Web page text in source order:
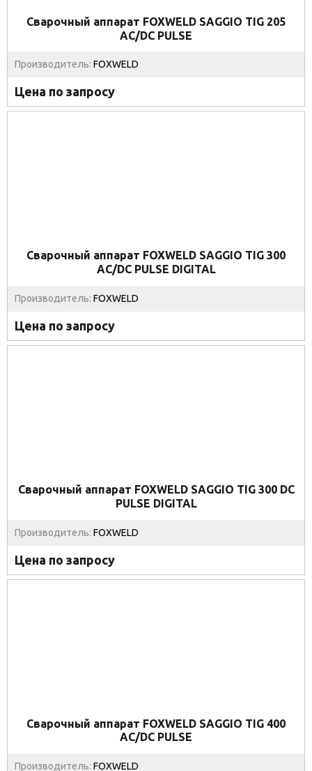
Сварочный аппарат FOXWELD SAGGIO TIG 205
AC/DC PULSE
Производитель: FOXWELD
Цена по запросу
Сварочный аппарат FOXWELD SAGGIO TIG 300
AC/DC PULSE DIGITAL
Производитель: FOXWELD
Цена по запросу
Сварочный аппарат FOXWELD SAGGIO TIG 300 DC
PULSE DIGITAL
Производитель: FOXWELD
Цена по запросу
Сварочный аппарат FOXWELD SAGGIO TIG 400
AC/DC PULSE
Производитель: FOXWELD